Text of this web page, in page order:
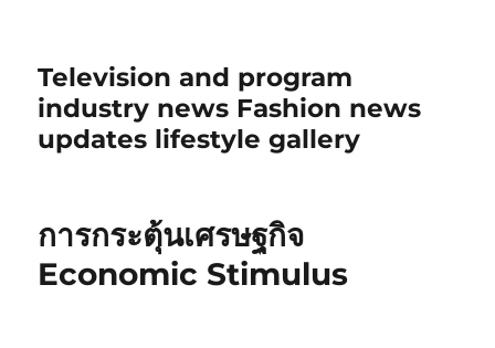
Television and program
industry news Fashion news
updates lifestyle gallery
การกระตุ้นเศรษฐกิจ
Economic Stimulus